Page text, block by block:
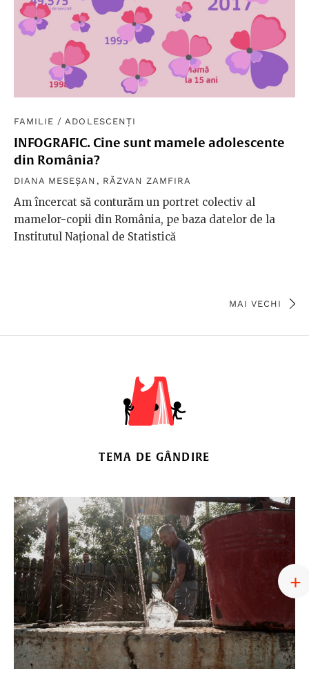
FAMILIE / ADOLESCENȚI
INFOGRAFIC. Cine sunt mamele adolescente
din România?
DIANA MESEȘAN , RĂZVAN ZAMFIRA
Am încercat să conturăm un portret colectiv al
mamelor-copii din România, pe baza datelor de la
Institutul Național de Statistică
MAI VECHI
TEMA DE GÂNDIRE